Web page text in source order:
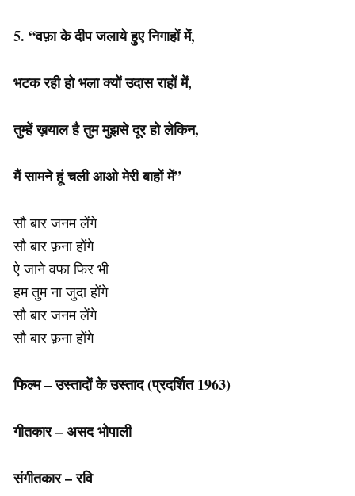
5. “वफ़ा के दीप जलाये हुए निगाहों में,
भटक रही हो भला क्यों उदास राहों में,
तुम्हें ख़याल है तुम मुझसे दूर हो लेकिन,
मैं सामने हूं चली आओ मेरी बाहों में”
सौ बार जनम लेंगे
सौ बार फ़ना होंगे
ऐ जाने वफा फिर भी
हम तुम ना जुदा होंगे
सौ बार जनम लेंगे
सौ बार फ़ना होंगे
फिल्म – उस्तादों के उस्ताद (प्रदर्शित 1963)
गीतकार – असद भोपाली
संगीतकार – रवि